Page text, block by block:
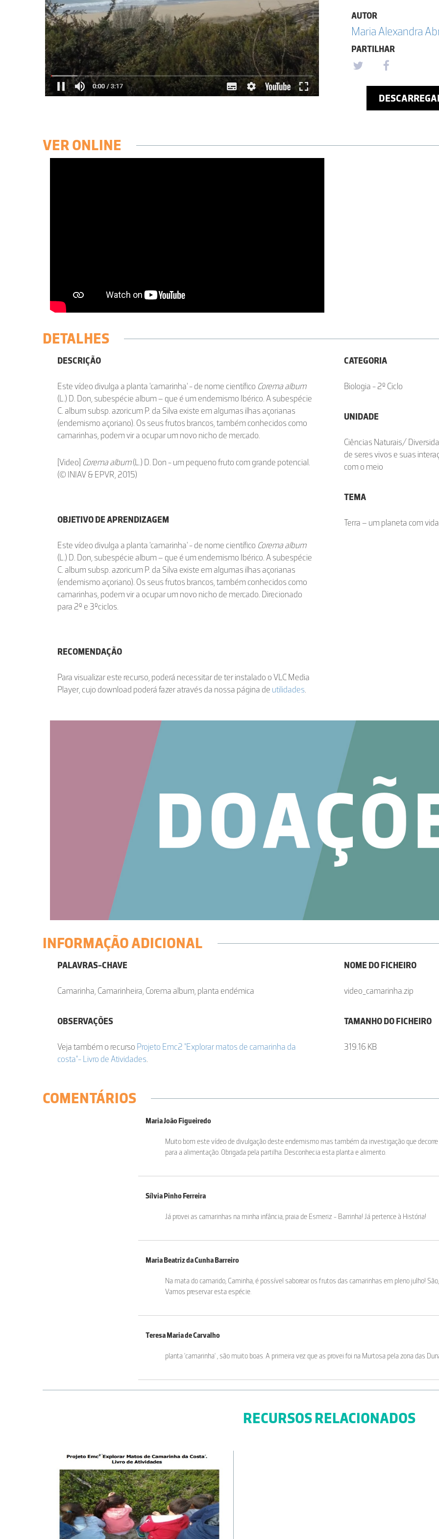
AUTOR
Maria Alexandra
PARTILHAR
VER ONLINE
DETALHES
DESCRIÇÃO
Este vídeo divulga a planta 'camarinha' - de nome científico Corema album
(L.) D. Don, subespécie album – que é um endemismo Ibérico. A subespécie
C. album subsp. azoricum P. da Silva existe em algumas ilhas açorianas
(endemismo açoriano). Os seus frutos brancos, também conhecidos como
camarinhas, podem vir a ocupar um novo nicho de mercado.
[Video] Corema album(L.) D. Don - um pequeno fruto com grande potencial.
(© INIAV & EPVR, 2015)
OBJETIVO DE APRENDIZAGEM
Este vídeo divulga a planta 'camarinha' - de nome científico Corema album
(L.) D. Don, subespécie album – que é um endemismo Ibérico. A subespécie
C. album subsp. azoricum P. da Silva existe em algumas ilhas açorianas
(endemismo açoriano). Os seus frutos brancos, também conhecidos como
camarinhas, podem vir a ocupar um novo nicho de mercado. Direcionado
para 2º e 3ºciclos.
RECOMENDAÇÃO
Para visualizar este recurso, poderá necessitar de ter instalado o VLC Media
Player, cujo download poderá fazer através da nossa página de utilidades.
CATEGORIA
Biologia - 2º Ciclo
UNIDADE
Ciências Naturais/
de seres vivos e suas
com o meio
TEMA
Terra – um planeta com vida
INFORMAÇÃO ADICIONAL
PALAVRAS-CHAVE
Camarinha, Camarinheira, Corema album, planta endémica
OBSERVAÇÕES
Veja também o recurso Projeto Emc2 "Explorar matos de camarinha da
costa"- Livro de Atividades.
NOME DO FICHEIRO
video_camarinha.zip
TAMANHO DO FICHEIRO
319.16 KB
COMENTÁRIOS
Maria João Figueiredo
Muito bom este vídeo de divulgação deste endemismo mas também da investigação que
para a alimentação. Obrigada pela partilha. Desconhecia esta planta e alimento.
Sílvia Pinho Ferreira
Já provei as camarinhas na minha infância, praia de Esmeriz - Barrinha! Já pertence à História!
Maria Beatriz da Cunha Barreiro
Na mata do camarido, Caminha, é possível saborear os frutos das camarinhas em pleno julho!
Vamos preservar esta espécie.
Teresa Maria de Carvalho
planta 'camarinha' , são muito boas. A primeira vez que as provei foi na Murtosa pela zona das
RECURSOS RELACIONADOS